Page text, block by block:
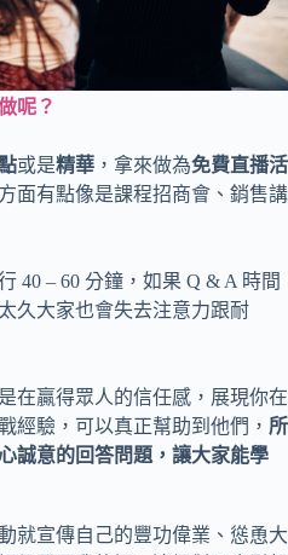
呢？
或是精華 ，拿來做為免費直播活
方面有點像是課程招商會、銷售講
40 – 60 分鐘，如果 Q & A 時間
久大家也會失去注意力跟耐
在贏得眾人的信任感，展現你在
經驗，可以真正幫助到他們， 所
誠意的回答問題，讓大家能學
就宣傳自己的豐功偉業、慫恿大